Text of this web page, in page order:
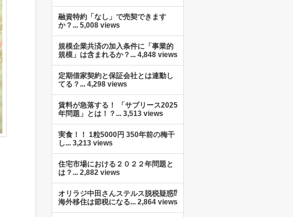
融資特約「なし」で売契できます
か？... 5,008 views
規模企業共済の加入条件に「事業的
規模」は含まれるか？... 4,848 views
定期借家契約と保証会社とは連動し
てる？... 4,298 views
賃料が急落する！ 「サブリース2025
年問題」とは！？... 3,513 views
実食！！ 1粒5000円 350年前の梅干
し... 3,213 views
住宅市場における２０２２年問題と
は？... 2,882 views
オリラジ中田さんステルス脱税疑惑⁉︎
海外移住は節税になる... 2,864 views